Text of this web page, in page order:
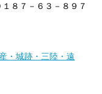
８７－６３－８９７
・城跡・三陸・遠